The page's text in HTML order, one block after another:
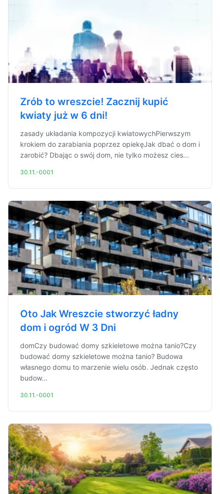
Zrób to wreszcie! Zacznij kupić
kwiaty już w 6 dni!
zasady układania kompozycji kwiatowychPierwszym
krokiem do zarabiania poprzez opiekęJak dbać o dom i
zarobić? Dbając o swój dom, nie tylko możesz cies...
30.11.-0001
Oto Jak Wreszcie stworzyć ładny
dom i ogród W 3 Dni
domCzy budować domy szkieletowe można tanio?Czy
budować domy szkieletowe można tanio? Budowa
własnego domu to marzenie wielu osób. Jednak często
budow...
30.11.-0001